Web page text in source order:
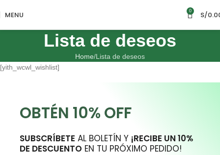
MENU 0 S/
Lista de deseos
Home Lista de deseos
[yith_wcwl_wishlist]
OBTÉN 10% OFF
SUBSCRÍBETE AL BOLETÍN Y ¡RECIBE UN 10%
DE DESCUENTO EN TU PRÓXIMO PEDIDO!